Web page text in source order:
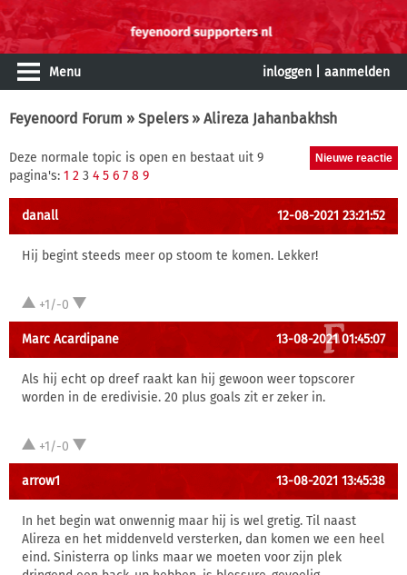
Menu inloggen aanmelden
Feyenoord Forum » Spelers» Alireza Jahanbakhsh
Deze normale topic is open en bestaat uit 9
pagina's: 1 2 3 4 5 6 7 8 9
danall 12-08-2021 23:21:52
Hij begint steeds meer op stoom te komen. Lekker!
+1/-0
Marc Acardipane 13-08-2021 01:45:07
Als hij echt op dreef raakt kan hij gewoon weer topscorer
worden in de eredivisie. 20 plus goals zit er zeker in.
+1/-0
arrow1 13-08-2021 13:45:38
In het begin wat onwennig maar hij is wel gretig. Til naast
Alireza en het middenveld versterken, dan komen we een heel
eind. Sinisterra op links maar we moeten voor zijn plek